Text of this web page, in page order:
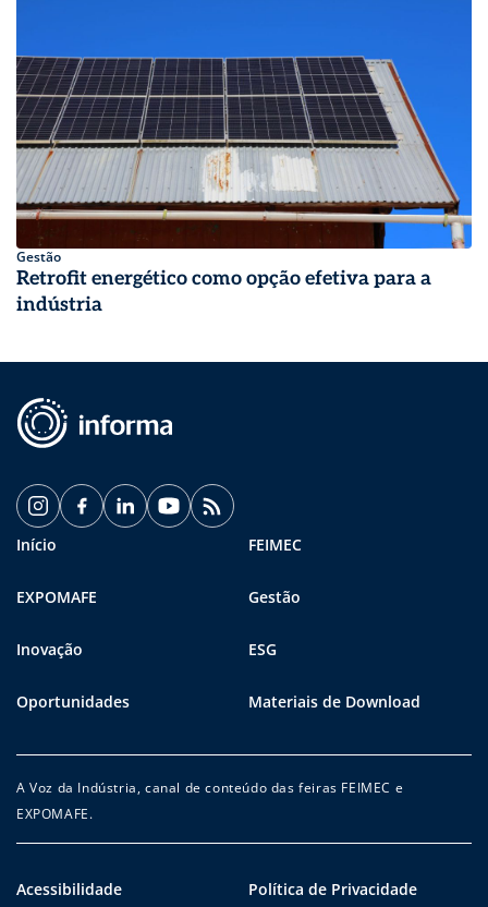
Gestão
Retrofit energético como opção efetiva para a
indústria
Início FEIMEC
EXPOMAFE Gestão
Inovação ESG
Oportunidades Materiais de Download
A Voz da Indústria, canal de conteúdo das feiras FEIMEC e
EXPOMAFE.
Acessibilidade Política de Privacidade